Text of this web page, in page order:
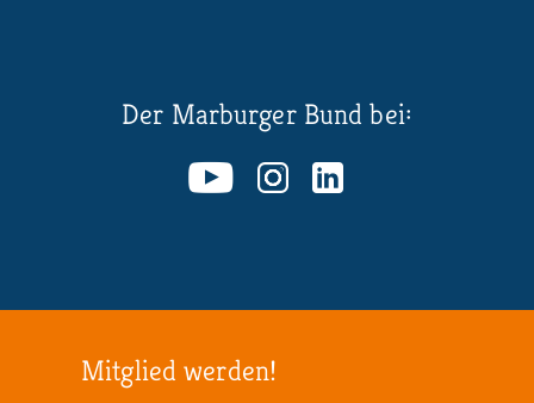
Der Marburger Bund bei:
Mitglied werden!